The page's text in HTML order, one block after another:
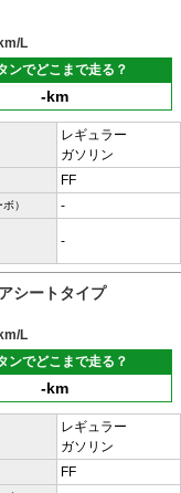
L
ンでどこまで走る？
-km
レギュラー
ガソリン
FF
） -
-
シートタイプ
L
ンでどこまで走る？
-km
レギュラー
ガソリン
FF